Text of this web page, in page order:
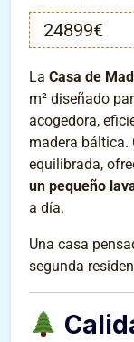
24899€
La Casa de
m² diseñado
acogedora,
madera báltica.
equilibrada,
un pequeño
a día.
Una casa
segunda